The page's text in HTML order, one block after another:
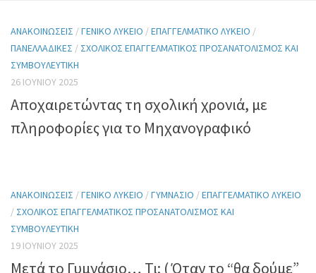
ΑΝΑΚΟΙΝΏΣΕΙΣ /ΓΕΝΙΚΌ ΛΎΚΕΙΟ /ΕΠΑΓΓΕΛΜΑΤΙΚΌ ΛΎΚΕΙΟ /
ΠΑΝΕΛΛΑΔΙΚΈΣ / ΣΧΟΛΙΚΌΣ ΕΠΑΓΓΕΛΜΑΤΙΚΌΣ ΠΡΟΣΑΝΑΤΟΛΙΣΜΌΣ ΚΑΙ
ΣΥΜΒΟΥΛΕΥΤΙΚΉ
26 ΙΟΥΝΊΟΥ 2025
Αποχαιρετώντας τη σχολική χρονιά, με
πληροφορίες για το Μηχανογραφικό
ΑΝΑΚΟΙΝΏΣΕΙΣ /ΓΕΝΙΚΌ ΛΎΚΕΙΟ /ΓΥΜΝΆΣΙΟ /ΕΠΑΓΓΕΛΜΑΤΙΚΌ ΛΎΚΕΙΟ
/ ΣΧΟΛΙΚΌΣ ΕΠΑΓΓΕΛΜΑΤΙΚΌΣ ΠΡΟΣΑΝΑΤΟΛΙΣΜΌΣ ΚΑΙ
ΣΥΜΒΟΥΛΕΥΤΙΚΉ
19 ΙΟΥΝΊΟΥ 2025
Μετά το Γυμνάσιο… Τι; ( Όταν το “θα δούμε”